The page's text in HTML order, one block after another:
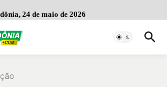
24 de maio de 2026